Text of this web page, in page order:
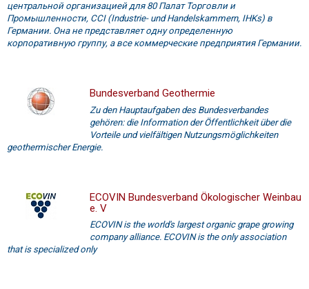
центральной организацией для 80 Палат Торговли и
Промышленности, CCI (Industrie- und Handelskammern, IHKs) в
Германии. Она не представляет одну определенную
корпоративную группу, а все коммерческие предприятия Германии.
Bundesverband Geothermie
Zu den Hauptaufgaben des Bundesverbandes
gehören: die Information der Öffentlichkeit über die
Vorteile und vielfältigen Nutzungsmöglichkeiten
geothermischer Energie.
ECOVIN Bundesverband Ökologischer Weinbau
e. V
ECOVIN is the world's largest organic grape growing
company alliance. ECOVIN is the only association
that is specialized only